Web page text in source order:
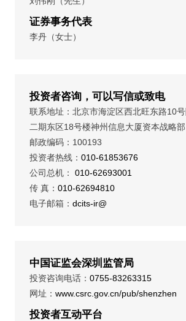
证券事务代表
李丹（女士）
投资者咨询，可以写信或致电
联系地址：北京市海淀区西北旺东路10
二期东区18号楼神州信息大厦资本战略部
邮政编码：100193
投资者热线： 010-61853676
公司总机： 010-62693001
传 真： 010-62694810
电子邮箱： dcits-ir@
中国证监会深圳监管局
投资咨询电话： 0755-83263315
网址： www.csrc.gov.cn/pub/shenzhen
投资者互动平台